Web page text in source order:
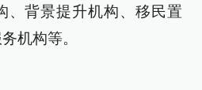
、背景提升机构、移民置
机构等。